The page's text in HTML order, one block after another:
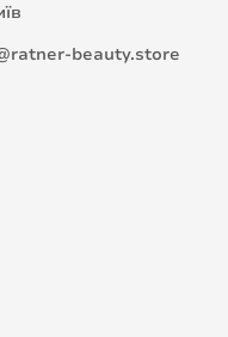
beauty.store